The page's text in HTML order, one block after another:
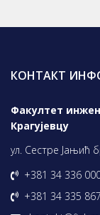
КОНТАКТ
Факултет
Крагујевцу
ул. Сестре Јањић
+381 34 336
+381 34 335